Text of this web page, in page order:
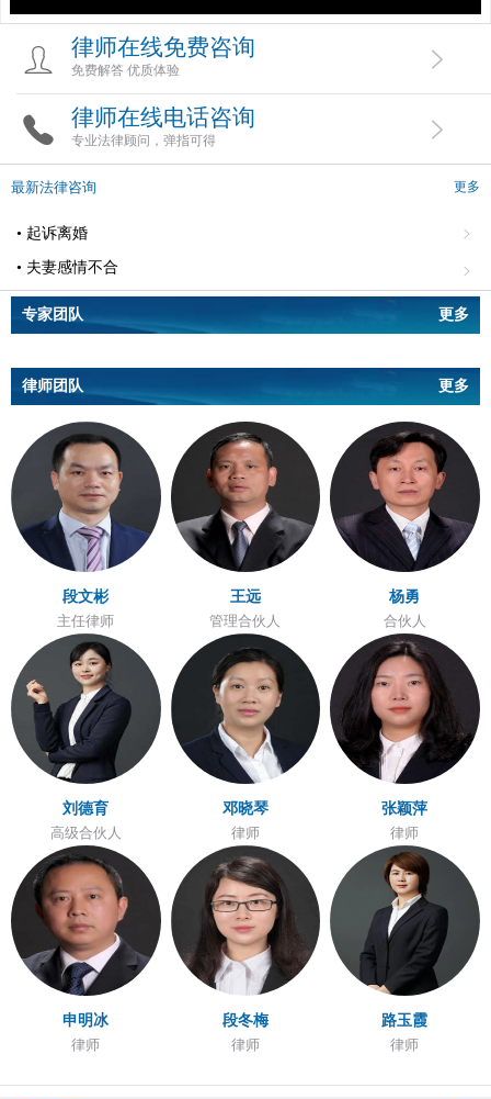
律师在线免费咨询
免费解答 优质体验
律师在线电话咨询
专业法律顾问，弹指可得
最新法律咨询 更多
• 起诉离婚
• 夫妻感情不合
专家团队 更多
律师团队 更多
段文彬
主任律师
王远
管理合伙人
杨勇
合伙人
刘德育
高级合伙人
邓晓琴
律师
张颖萍
律师
申明冰
律师
段冬梅
律师
路玉霞
律师